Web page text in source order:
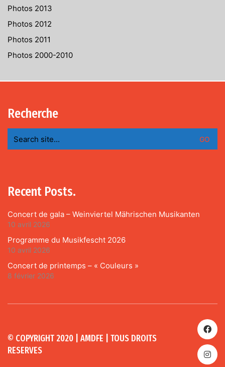
Photos 2013
Photos 2012
Photos 2011
Photos 2000-2010
Recherche
for:
Recent Posts.
Concert de gala – Weinviertel Mährischen Musikanten
10 avril 2026
Programme du Musikfescht 2026
10 avril 2026
Concert de printemps – « Couleurs »
8 février 2026
© COPYRIGHT 2020 | AMDFE | TOUS DROITS
RESERVES